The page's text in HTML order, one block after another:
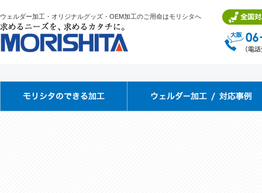
ウェルダー加工・オリジナルグッズ・OEM加工のご用命はモリシタへ